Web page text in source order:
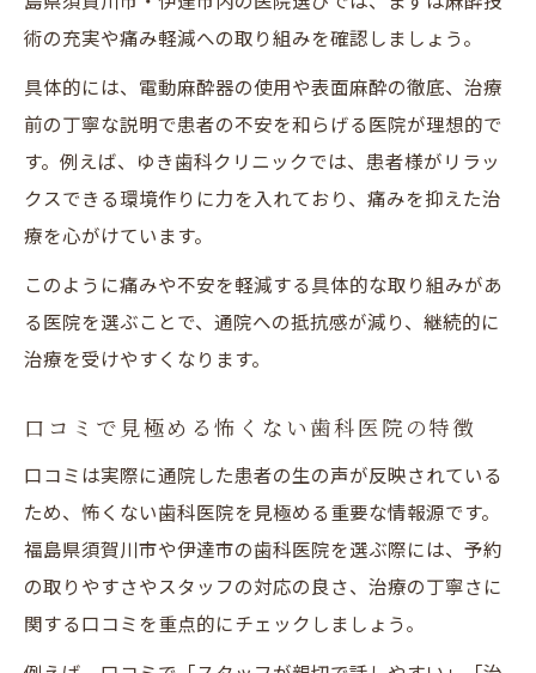
術の充実や痛み軽減への取り組みを確認しましょう。
具体的には、電動麻酔器の使用や表面麻酔の徹底、治療
前の丁寧な説明で患者の不安を和らげる医院が理想的で
す。例えば、ゆき歯科クリニックでは、患者様がリラッ
クスできる環境作りに力を入れており、痛みを抑えた治
療を心がけています。
このように痛みや不安を軽減する具体的な取り組みがあ
る医院を選ぶことで、通院への抵抗感が減り、継続的に
治療を受けやすくなります。
口コミで見極める怖くない歯科医院の特徴
口コミは実際に通院した患者の生の声が反映されている
ため、怖くない歯科医院を見極める重要な情報源です。
福島県須賀川市や伊達市の歯科医院を選ぶ際には、予約
の取りやすさやスタッフの対応の良さ、治療の丁寧さに
関する口コミを重点的にチェックしましょう。